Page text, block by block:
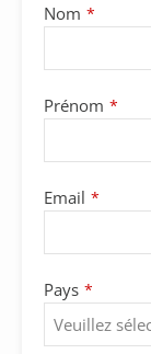
Nom *
Prénom *
Email *
Pays *